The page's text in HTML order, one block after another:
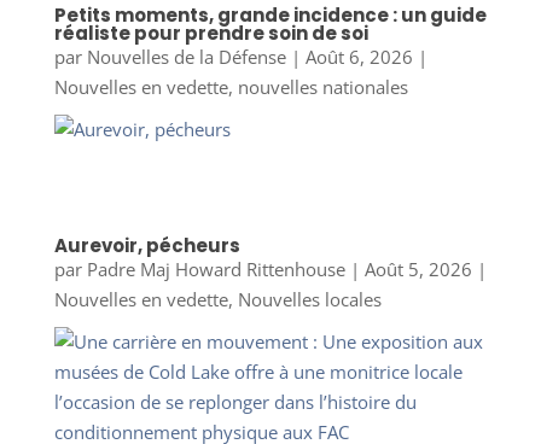
Petits moments, grande incidence : un guide
réaliste pour prendre soin de soi
par Nouvelles de la Défense| Août 6, 2026 |
Nouvelles en vedette, nouvelles nationales
Aurevoir, pécheurs
par Padre Maj Howard Rittenhouse| Août 5, 2026 |
Nouvelles en vedette, Nouvelles locales